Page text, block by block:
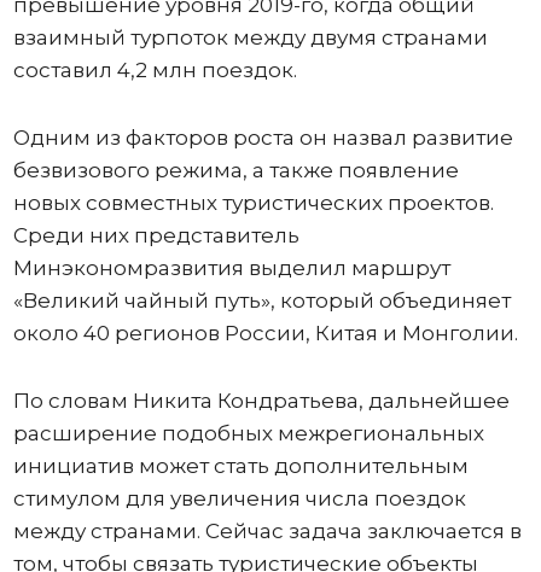
взаимный турпоток между двумя странами
составил 4,2 млн поездок.
Одним из факторов роста он назвал развитие
безвизового режима, а также появление
новых совместных туристических проектов.
Среди них представитель
Минэкономразвития выделил маршрут
«Великий чайный путь», который объединяет
около 40 регионов России, Китая и Монголии.
По словам Никита Кондратьева, дальнейшее
расширение подобных межрегиональных
инициатив может стать дополнительным
стимулом для увеличения числа поездок
между странами. Сейчас задача заключается в
том, чтобы связать туристические объекты